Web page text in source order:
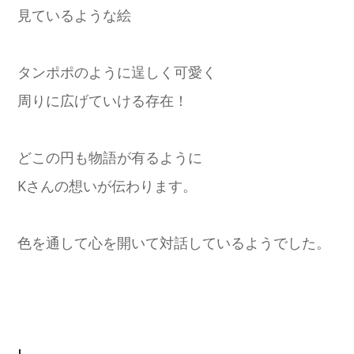
見ているような絵
タンポポのように逞しく可愛く
周りに広げていける存在！
どこの円も物語が有るように
Kさんの想いが伝わります。
色を通して心を開いて対話しているようでした。